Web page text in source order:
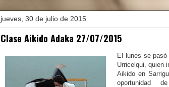
jueves, 30 de julio de 2015
Clase Aikido Adaka 27/07/2015
El lunes se pasó
Urricelqui, quien
Aikido en
oportunidad